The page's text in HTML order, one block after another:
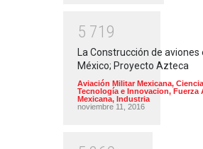
5 71 9
La Construcción de aviones
México; Proyecto Azteca
Aviación Militar Mexicana,
Tecnología e Innovacion, Fuerza
Mexicana, Industria
noviembre 11, 2016